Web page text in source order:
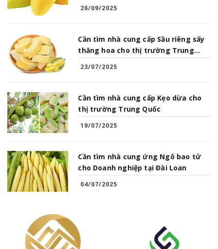
26/09/2025
Cần tìm nhà cung cấp Sầu riêng sấy
thăng hoa cho thị trường Trung
23/07/2025
Cần tìm nhà cung cấp Kẹo dừa cho
thị trường Trung Quốc
19/07/2025
Cần tìm nhà cung ứng Ngô bao tử
cho Doanh nghiệp tại Đài Loan
04/07/2025